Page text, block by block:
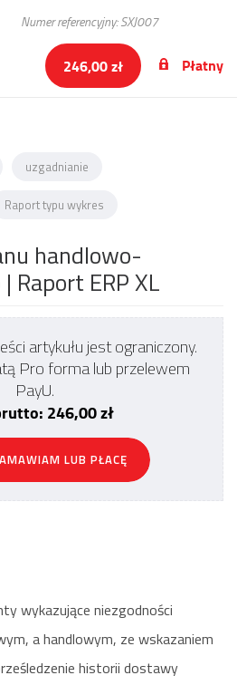
Numer referencyjny: SXJ007
Płatny
246,00 zł
uzgadnianie
Raport typu wykres
handlowo-
| Raport ERP XL
artykułu jest ograniczony.
Pro forma lub przelewem
PayU.
246,00 zł
LUB PŁACĘ
wykazujące niezgodności
a handlowym, ze wskazaniem
historii dostawy